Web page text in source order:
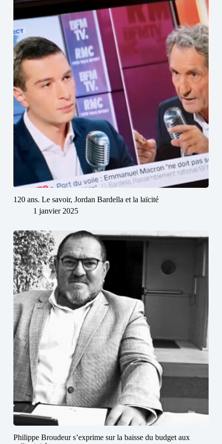
120 ans. Le savoir, Jordan Bardella et la laïcité
1 janvier 2025
Philippe Broudeur s’exprime sur la baisse du budget aux